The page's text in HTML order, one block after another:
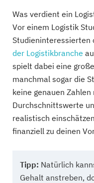
Was verdient ein
Vor einem Logistik
Studieninteressierten
der Logistikbranche
spielt dabei eine
manchmal sogar die
keine genauen
Durchschnittswerte
realistisch
finanziell zu deinen
Tipp: Natürlich
Gehalt anstreben,